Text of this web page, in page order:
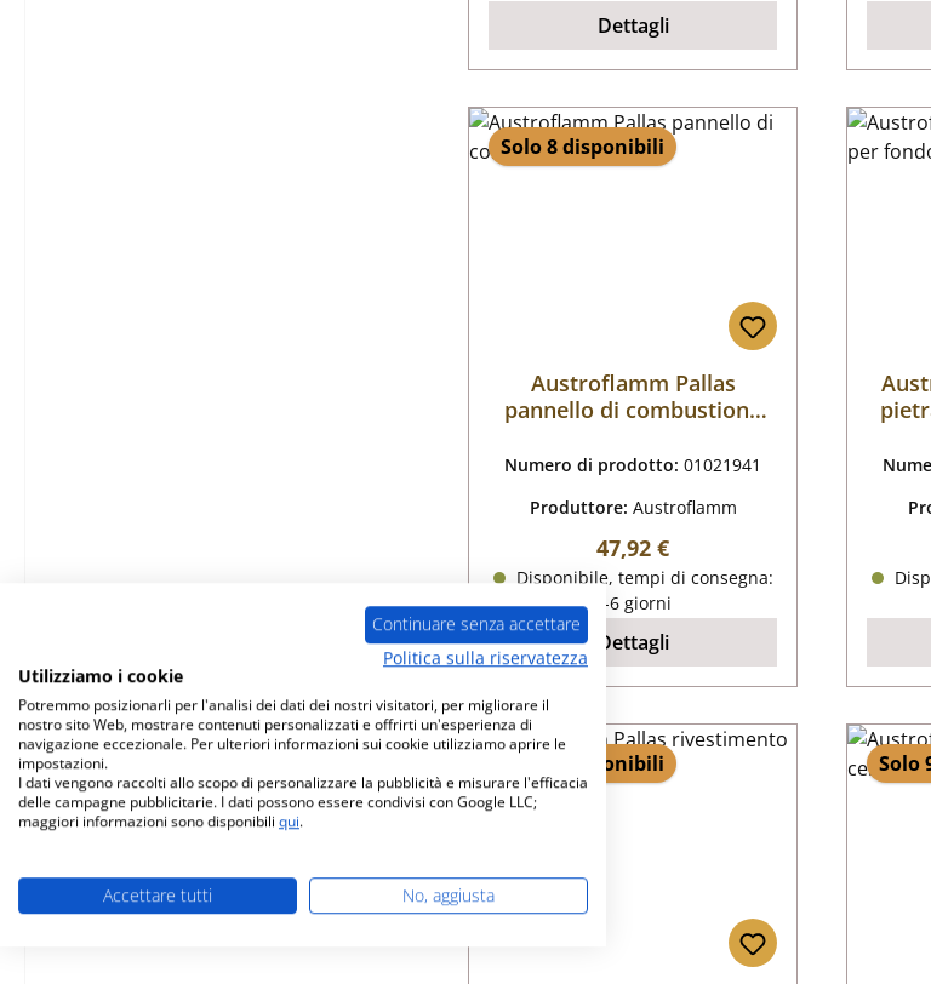
Dettagli
Solo 8 disponibili
Austroflamm Pallas
pannello di combustione
Numero di prodotto:01021941
Produttore: Austroflamm
Prezzo normale:
47,92 €
Disponibile, tempi di consegna:
4-6 giorni
Dettagli
Solo 7 disponibili Solo
Continuare senza accettare
Politica sulla riservatezza
Utilizziamo i cookie
Potremmo posizionarli per l'analisi dei dati dei nostri visitatori, per migliorare il
nostro sito Web, mostrare contenuti personalizzati e offrirti un'esperienza di
navigazione eccezionale. Per ulteriori informazioni sui cookie utilizziamo aprire le
impostazioni.
I dati vengono raccolti allo scopo di personalizzare la pubblicità e misurare l'efficacia
delle campagne pubblicitarie. I dati possono essere condivisi con Google LLC;
maggiori informazioni sono disponibili qui.
Accettare tutti No, aggiusta